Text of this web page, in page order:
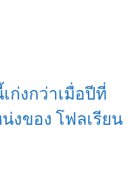
ก่งกว่าเมื่อปีที่
งของ โฟลเรียน